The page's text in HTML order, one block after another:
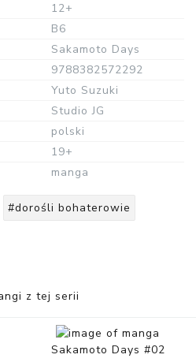
12+
B6
Sakamoto Days
9788382572292
Yuto Suzuki
Studio JG
polski
19+
manga
#dorośli bohaterowie
z tej serii
Sakamoto Days #02